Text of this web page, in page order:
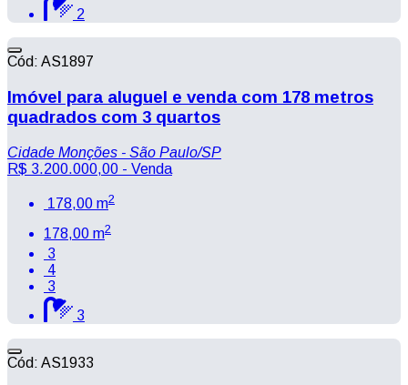
2
Cód: AS1897
Imóvel para aluguel e venda com 178 metros
quadrados com 3 quartos
Cidade Monções - São Paulo/SP
R$ 3.200.000,00 - Venda
178,00 m2
178,00 m2
3
4
3
3
Cód: AS1933